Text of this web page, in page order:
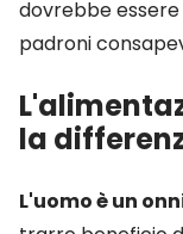
dovrebbe
padroni
la
L'uomo è un